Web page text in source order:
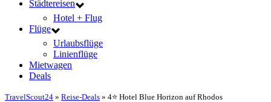
Städtereisen
Hotel + Flug
Flüge
Urlaubsflüge
Linienflüge
Mietwagen
Deals
TravelScout24 » Reise-Deals » 4⭐ Hotel Blue Horizon auf Rhodos